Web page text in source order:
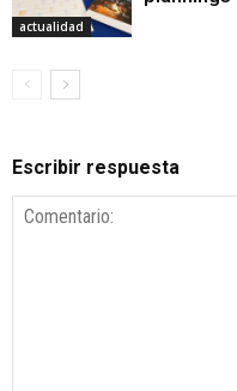
actualidad
Escribir respuesta